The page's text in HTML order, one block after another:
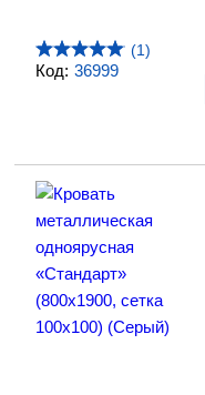
Код: 36999
(1)